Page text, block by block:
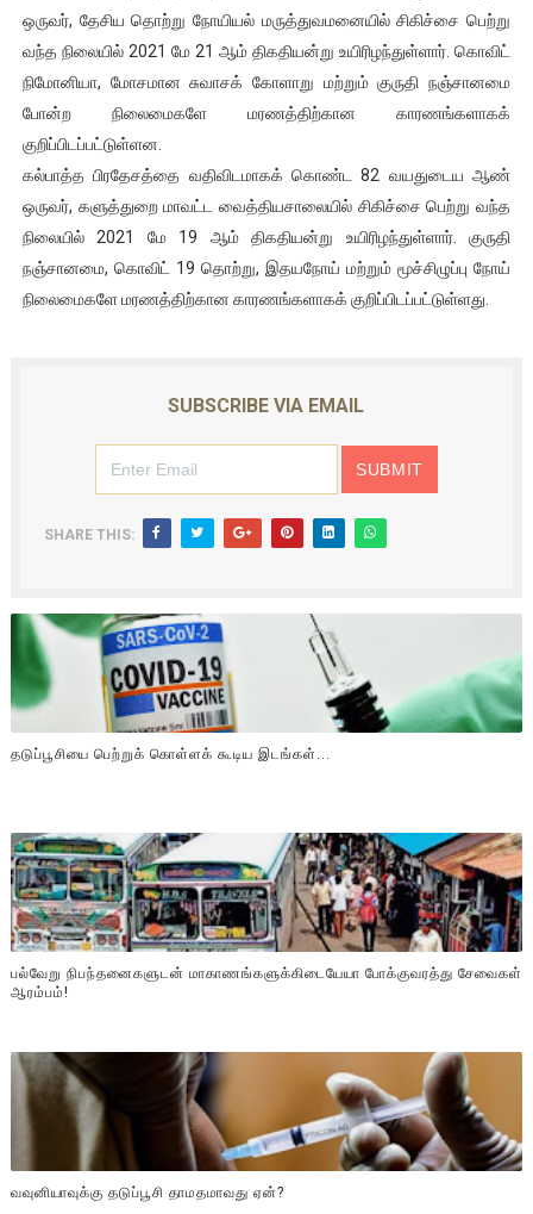
ஒருவர், தேசிய தொற்று நோயியல் மருத்துவமனையில் சிகிச்சை பெற்று
வந்த நிலையில் 2021 மே 21 ஆம் திகதியன்று உயிரிழந்துள்ளார். கொவிட்
நிமோனியா, மோசமான சுவாசக் கோளாறு மற்றும் குருதி நஞ்சானமை
போன்ற நிலைமைகளே மரணத்திற்கான காரணங்களாகக்
குறிப்பிடப்பட்டுள்ளன.
கல்பாத்த பிரதேசத்தை வதிவிடமாகக் கொண்ட 82 வயதுடைய ஆண்
ஒருவர், களுத்துறை மாவட்ட வைத்தியசாலையில் சிகிச்சை பெற்று வந்த
நிலையில் 2021 மே 19 ஆம் திகதியன்று உயிரிழந்துள்ளார். குருதி
நஞ்சானமை, கொவிட் 19 தொற்று, இதயநோய் மற்றும் மூச்சிழுப்பு நோய்
நிலைமைகளே மரணத்திற்கான காரணங்களாகக் குறிப்பிடப்பட்டுள்ளது.
SUBSCRIBE VIA EMAIL
SHARE THIS:
தடுப்பூசியை பெற்றுக் கொள்ளக் கூடிய இடங்கள்...
பல்வேறு நிபந்தனைகளுடன் மாகாணங்களுக்கிடையேயா போக்குவரத்து சேவைகள்
ஆரம்பம்!
வவுனியாவுக்கு தடுப்பூசி தாமதமாவது ஏன்?